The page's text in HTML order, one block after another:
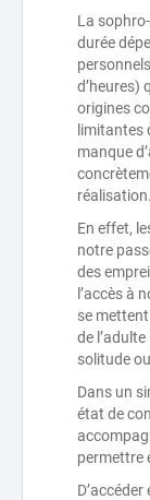
La
durée
d’heures)
origines
limitantes
manque
réalisation.
En effet,
notre
des
l’accès à
se
de
solitude
Dans un
état de
permettre